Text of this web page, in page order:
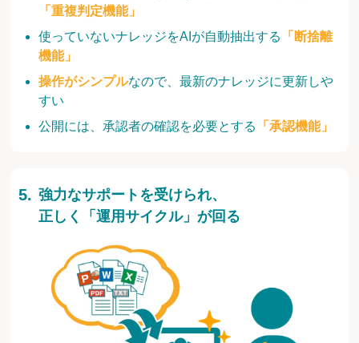
「重複判定機能」
使っていないナレッジをAIが自動抽出する
「断捨離
機能」
操作がシンプルなので、最新のナレッジに更新しや
すい
公開には、承認者の確認を必要とする
「承認機能」
強力なサポートを受けられ、
正しく「運用サイクル」が回る